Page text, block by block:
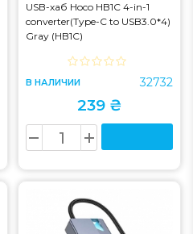
USB-хаб Hoco HB1C 4-in-1
converter(Type-C to USB3.0*4)
Gray (HB1C)
В НАЛИЧИИ 32732
239 ₴